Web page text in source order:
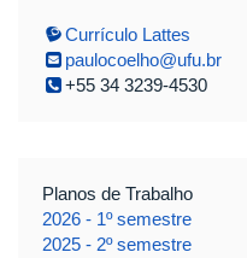
Currículo Lattes
paulocoelho@ufu.br
+55 34 3239-4530
Planos de Trabalho
2026 - 1º semestre
2025 - 2º semestre